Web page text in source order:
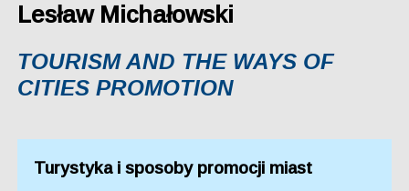
Lesław Michałowski
TOURISM AND THE WAYS OF
CITIES PROMOTION
Turystyka i sposoby promocji miast